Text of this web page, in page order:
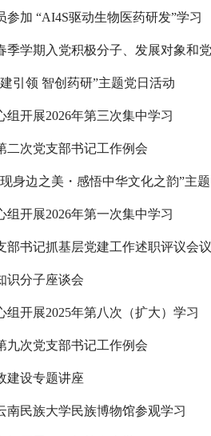
加 “AI4S驱动生物医药研发”学习
季学期入党积极分子、发展对象和
引领 智创药研”主题党日活动
开展2026年第三次集中学习
二次党支部书记工作例会
身边之美・感悟中华文化之韵”主
开展2026年第一次集中学习
部书记抓基层党建工作述职评议会议
识分子座谈会
开展2025年第八次（扩大）学习
九次党支部书记工作例会
建设专题讲座
南民族大学民族博物馆参观学习